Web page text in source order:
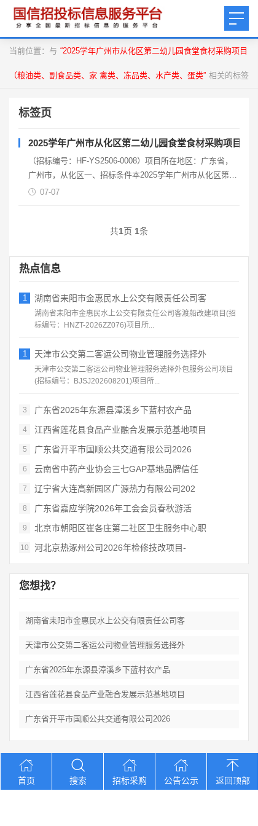
当前位置：与 “2025学年广州市从化区第二幼儿园食堂食材采购项目
（粮油类、副食品类、家 禽类、冻品类、水产类、蛋类” 相关的标签
标签页
2025学年广州市从化区第二幼儿园食堂食材采购项目
（招标编号：HF-YS2506-0008）项目所在地区：广东省，
广州市，从化区一、招标条件本2025学年广州市从化区第二
幼儿园食堂食材采购项目（粮油类、副食品类
07-07
共1页 1条
热点信息
1 湖南省耒阳市金惠民水上公交有限责任公司客
湖南省耒阳市金惠民水上公交有限责任公司客渡船改建项目(招
标编号：HNZT-2026ZZ076)项目所...
1 天津市公交第二客运公司物业管理服务选择外
天津市公交第二客运公司物业管理服务选择外包服务公司项目
(招标编号：BJSJ202608201)项目所...
3 广东省2025年东源县漳溪乡下蓝村农产品
4 江西省莲花县食品产业融合发展示范基地项目
5 广东省开平市国顺公共交通有限公司2026
6 云南省中药产业协会三七GAP基地品牌信任
7 辽宁省大连高新园区广源热力有限公司202
8 广东省嘉应学院2026年工会会员春秋游活
9 北京市朝阳区崔各庄第二社区卫生服务中心职
10 河北京热涿州公司2026年检修技改项目-
您想找？
湖南省耒阳市金惠民水上公交有限责任公司客
天津市公交第二客运公司物业管理服务选择外
广东省2025年东源县漳溪乡下蓝村农产品
江西省莲花县食品产业融合发展示范基地项目
广东省开平市国顺公共交通有限公司2026
Copyright © 2012-2026 中招招标网 版权所有 网站备案号：京
ICP备2023026371号-2
首页 搜索 招标采购 公告公示 返回顶部